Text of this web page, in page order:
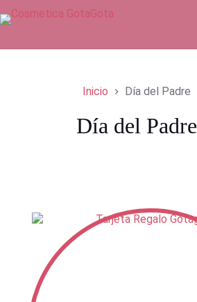
Saltar
al
Inicio Día del Padre
Día del Padre